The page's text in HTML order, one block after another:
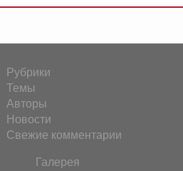
Рубрики
Темы
Авторы
Новости
Свежие комментарии
Галерея